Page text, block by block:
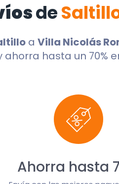
de
a Villa Nicolás
hasta un 70%
Ahorra hasta